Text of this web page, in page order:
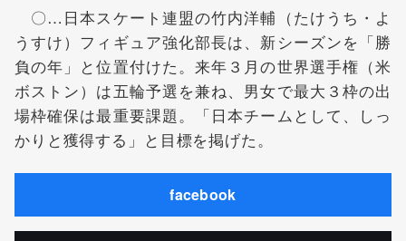
〇…日本スケート連盟の竹内洋輔（たけうち・よ
うすけ）フィギュア強化部長は、新シーズンを「勝
負の年」と位置付けた。来年３月の世界選手権（米
ボストン）は五輪予選を兼ね、男女で最大３枠の出
場枠確保は最重要課題。「日本チームとして、しっ
かりと獲得する」と目標を掲げた。
facebook